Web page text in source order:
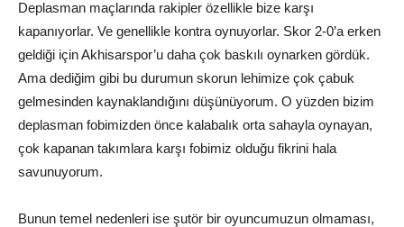
Deplasman maçlarında rakipler özellikle bize karşı
kapanıyorlar. Ve genellikle kontra oynuyorlar. Skor 2-0’a erken
geldiği içinAkhisarspor’u daha çok baskılı oynarken gördük.
Ama dediğim gibi bu durumun skorun lehimize çok çabuk
gelmesinden kaynaklandığını düşünüyorum. O yüzden bizim
deplasman fobimizden önce kalabalık orta sahayla oynayan,
çok kapanan takımlara karşı fobimiz olduğu fikrini hala
savunuyorum.
Bunun temel nedenleri ise şutör bir oyuncumuzun olmaması,